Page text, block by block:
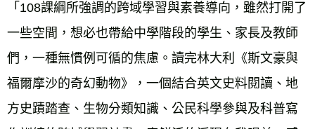
「108課綱所強調的跨域學習與素養導向，雖然打開了
一些空間，想必也帶給中學階段的學生、家長及教師
們，一種無慣例可循的焦慮。讀完林大利《斯文豪與
福爾摩沙的奇幻動物》，一個結合英文史料閱讀、地
方史蹟踏查、生物分類知識、公民科學參與及科普寫